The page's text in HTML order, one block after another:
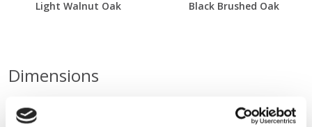
Light Walnut Oak Black Brushed Oak
Dimensions